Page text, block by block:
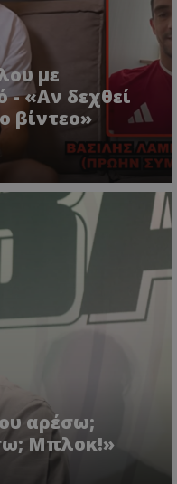
με
«Αν δεχθεί
βίντεο»
αρέσω;
Μπλοκ!»